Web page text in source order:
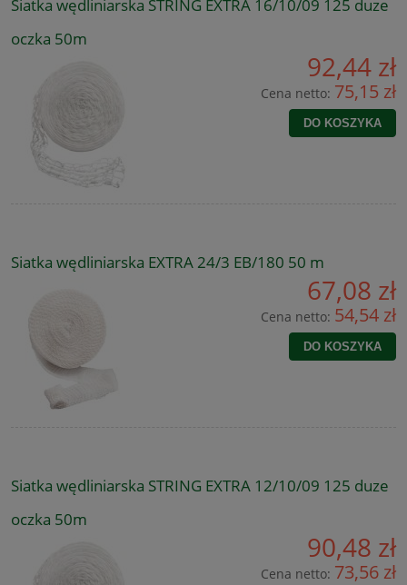
Siatka wędliniarska STRING EXTRA 16/10/09 125 duze
oczka 50m
92,44 zł
Cena netto: 75,15 zł
DO KOSZYKA
Siatka wędliniarska EXTRA 24/3 EB/180 50 m
67,08 zł
Cena netto: 54,54 zł
DO KOSZYKA
Siatka wędliniarska STRING EXTRA 12/10/09 125 duze
oczka 50m
90,48 zł
Cena netto: 73,56 zł